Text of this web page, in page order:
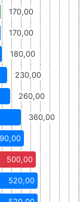
170,00
170,00
180,00
230,00
260,00
360,00
500,00
520,00